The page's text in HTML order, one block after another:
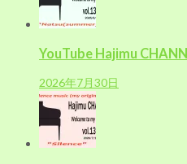
YouTube Hajimu
2026年7月30日